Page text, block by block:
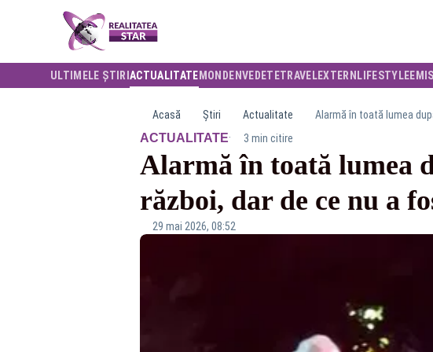
ULTIMELE ȘTIRI ACTUALITATE MONDENVEDETETRAVELEXTERN LIFESTYLE
Acasă Știri Actualitate Alarmă în toată lumea
ACTUALITATE· 3 min citire
Alarmă în toată lumea
război, dar de ce nu a
29 mai 2026, 08:52